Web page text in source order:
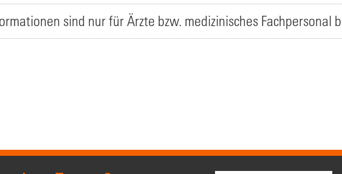
sind nur für Ärzte bzw. medizinisches Fachpersonal